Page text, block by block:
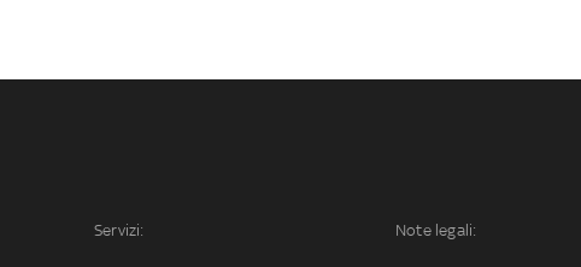
Servizi: Note legali: